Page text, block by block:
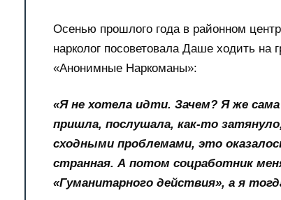
Осенью прошлого года в районном
нарколог посоветовала Даше ходить на
«Анонимные Наркоманы»:
«Я не хотела идти. Зачем? Я же
пришла, послушала, как-то
сходными проблемами, это
странная. А потом соцработник
«Гуманитарного действия», а я